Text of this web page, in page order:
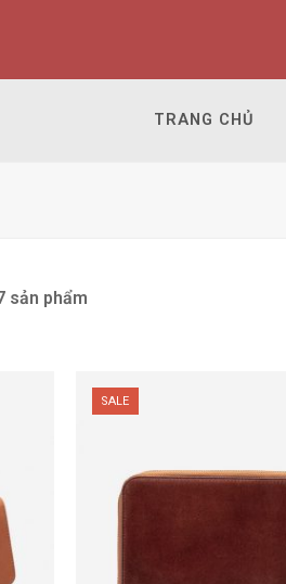
TRANG CHỦ
sản phẩm
SALE